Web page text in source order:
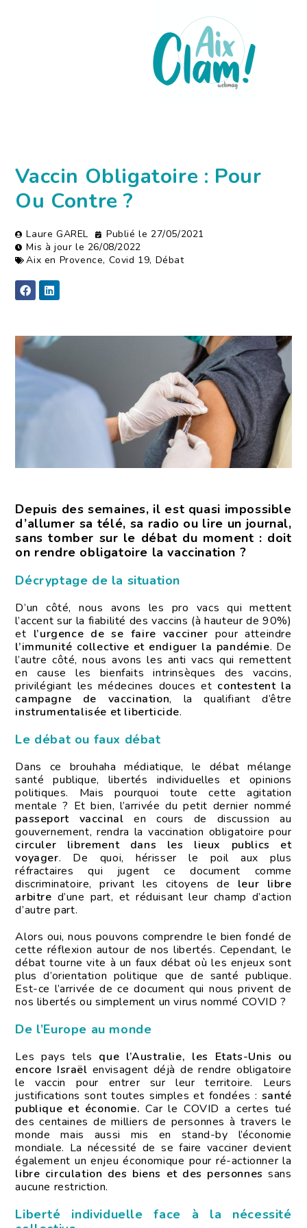
Vaccin Obligatoire : Pour
Ou Contre ?
Laure GAREL Publié le27/05/2021
Mis à jour le 26/08/2022
Aix en Provence, Covid 19, Débat
Depuis des semaines, il est quasi impossible
d’allumer sa télé, sa radio ou lire un journal,
sans tomber sur le débat du moment : doit
on rendre obligatoire la vaccination ?
Décryptage de la situation
D’un côté, nous avons les pro vacs qui mettent
l’accent sur la fiabilité des vaccins (à hauteur de 90%)
et l’urgence de se faire vacciner pour atteindre
l’immunité collective et endiguer la pandémie. De
l’autre côté, nous avons les anti vacs qui remettent
en cause les bienfaits intrinsèques des vaccins,
privilégiant les médecines douces et contestent la
campagne de vaccination, la qualifiant d’être
instrumentalisée et liberticide.
Le débat ou faux débat
Dans ce brouhaha médiatique, le débat mélange
santé publique, libertés individuelles et opinions
politiques. Mais pourquoi toute cette agitation
mentale ? Et bien, l’arrivée du petit dernier nommé
passeport vaccinalen cours de discussion au
gouvernement, rendra la vaccination obligatoire pour
circuler librement dans les lieux publics et
voyager. De quoi, hérisser le poil aux plus
réfractaires qui jugent ce document comme
discriminatoire, privant les citoyens de leur libre
arbitre d’une part, et réduisant leur champ d’action
d’autre part.
Alors oui, nous pouvons comprendre le bien fondé de
cette réflexion autour de nos libertés. Cependant, le
débat tourne vite à un faux débat où les enjeux sont
plus d’orientation politique que de santé publique.
Est-ce l’arrivée de ce document qui nous privent de
nos libertés ou simplement un virus nommé COVID ?
De l’Europe au monde
Les pays tels que l’Australie, les Etats-Unis ou
encore Israël envisagent déjà de rendre obligatoire
le vaccin pour entrer sur leur territoire. Leurs
justifications sont toutes simples et fondées : santé
publique et économie. Car le COVID a certes tué
des centaines de milliers de personnes à travers le
monde mais aussi mis en stand-by l’économie
mondiale. La nécessité de se faire vacciner devient
également un enjeu économique pour ré-actionner la
libre circulation des biens et des personnes sans
aucune restriction.
Liberté individuelle face à la nécessité